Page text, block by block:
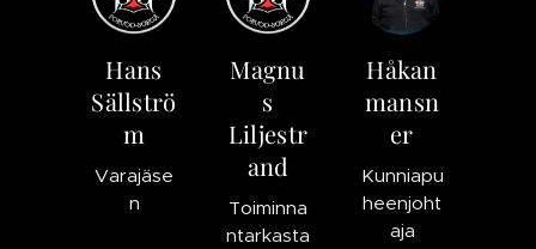
Hans
Sällströ
m
Varajäse
n
Magnu
s
Liljestr
and
Toiminna
ntarkasta
Håkan
mansn
er
Kunniapu
heenjoht
aja